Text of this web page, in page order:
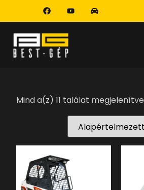
Mind a(z) 11 találat megjelenítve